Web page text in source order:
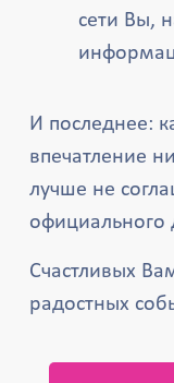
сети Вы,
И последнее:
впечатление
лучше не
официального
Счастливых
радостных